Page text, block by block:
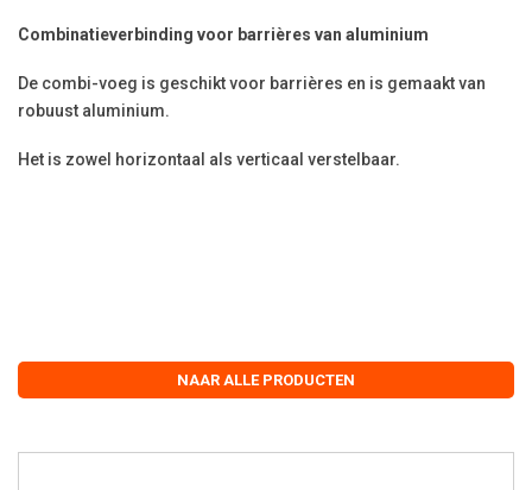
NAAR ALLE PRODUCTEN
Combinatieverbinding voor barrières van aluminium
De combi-voeg is geschikt voor barrières en is gemaakt van
robuust aluminium.
Het is zowel horizontaal als verticaal verstelbaar.